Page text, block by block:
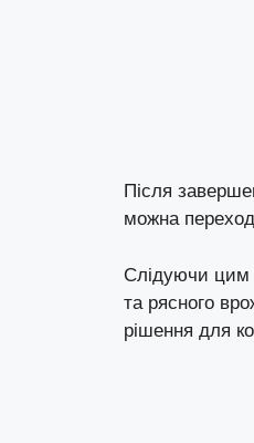
Після
можна
Слідуючи цим
та рясного
рішення для